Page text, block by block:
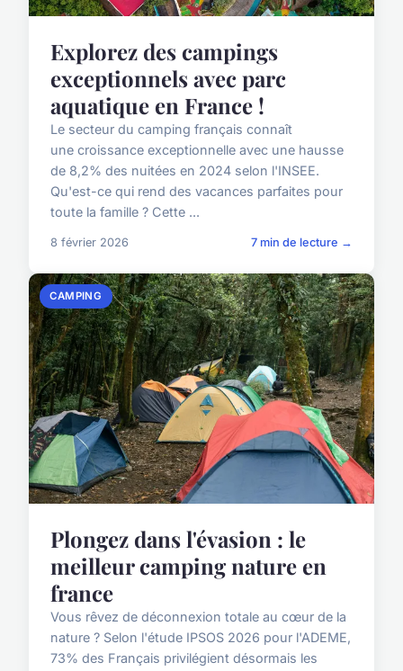
Explorez des campings
exceptionnels avec parc
aquatique en France !
Le secteur du camping français connaît
une croissance exceptionnelle avec une hausse
de 8,2% des nuitées en 2024 selon l'INSEE.
Qu'est-ce qui rend des vacances parfaites pour
toute la famille ? Cette ...
8 février 2026 7 min de lecture →
CAMPING
Plongez dans l'évasion : le
meilleur camping nature en
france
Vous rêvez de déconnexion totale au cœur de la
nature ? Selon l'étude IPSOS 2026 pour l'ADEME,
73% des Français privilégient désormais les